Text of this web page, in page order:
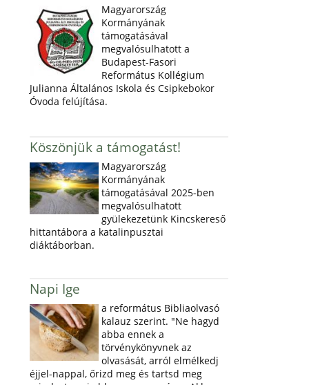
Magyarország
Kormányának
támogatásával
megvalósulhatott a
Budapest-Fasori
Református Kollégium
Julianna Általános Iskola és Csipkebokor
Óvoda felújítása.
Köszönjük a támogatást!
Magyarország
Kormányának
támogatásával 2025-ben
megvalósulhatott
gyülekezetünk Kincskereső
hittantábora a katalinpusztai
diáktáborban.
Napi Ige
a református Bibliaolvasó
kalauz szerint. "Ne hagyd
abba ennek a
törvénykönyvnek az
olvasását, arról elmélkedj
éjjel-nappal, őrizd meg és tartsd meg